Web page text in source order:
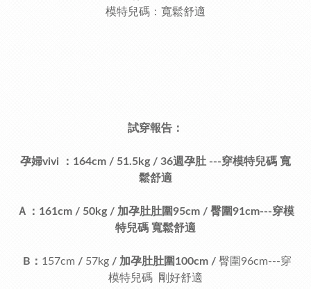
模特兒碼：寬鬆舒適
試穿報告：
孕婦vivi ： 164cm / 51.5kg/ 36週孕肚 ---穿模特兒碼 寬
鬆舒適
Ａ： 161cm / 50kg/ 加孕肚肚圍95cm / 臀圍91cm---穿模
特兒碼 寬鬆舒適
B： 157cm /57kg/ 加孕肚肚圍100cm / 臀圍96cm---穿
模特兒碼 剛好舒適